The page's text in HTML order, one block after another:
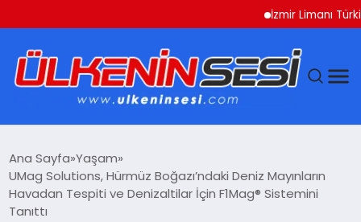
İzmir Limanı Türkiye
EKONOMI
Ana Sayfa Yaşam
UMag Solutions, Hürmüz Boğazı’ndaki Deniz Mayınların
Havadan Tespiti ve Denizaltilar İçin F1Mag® Sistemini
Tanıttı